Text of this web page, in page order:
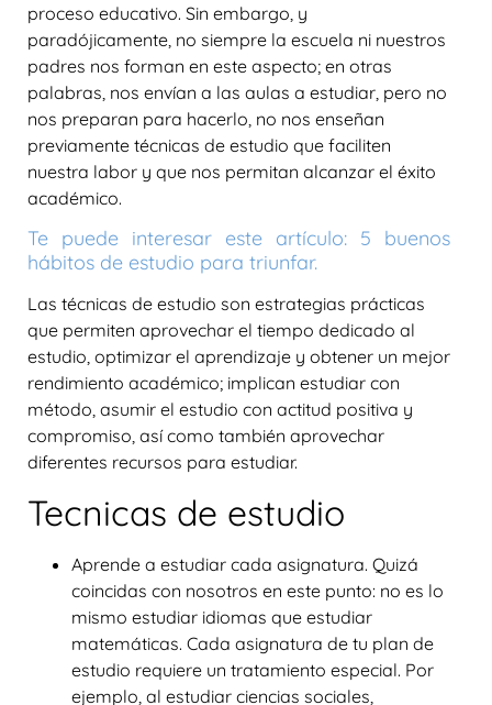
proceso educativo. Sin embargo, y
paradójicamente, no siempre la escuela ni nuestros
padres nos forman en este aspecto; en otras
palabras, nos envían a las aulas a estudiar, pero no
nos preparan para hacerlo, no nos enseñan
previamente técnicas de estudio que faciliten
nuestra labor y que nos permitan alcanzar el éxito
académico.
Te puede interesar este artículo: 5 buenos
hábitos de estudio para triunfar.
Las técnicas de estudio son estrategias prácticas
que permiten aprovechar el tiempo dedicado al
estudio, optimizar el aprendizaje y obtener un mejor
rendimiento académico; implican estudiar con
método, asumir el estudio con actitud positiva y
compromiso, así como también aprovechar
diferentes recursos para estudiar.
Tecnicas de estudio
Aprende a estudiar cada asignatura. Quizá
coincidas con nosotros en este punto: no es lo
mismo estudiar idiomas que estudiar
matemáticas. Cada asignatura de tu plan de
estudio requiere un tratamiento especial. Por
ejemplo, al estudiar ciencias sociales,